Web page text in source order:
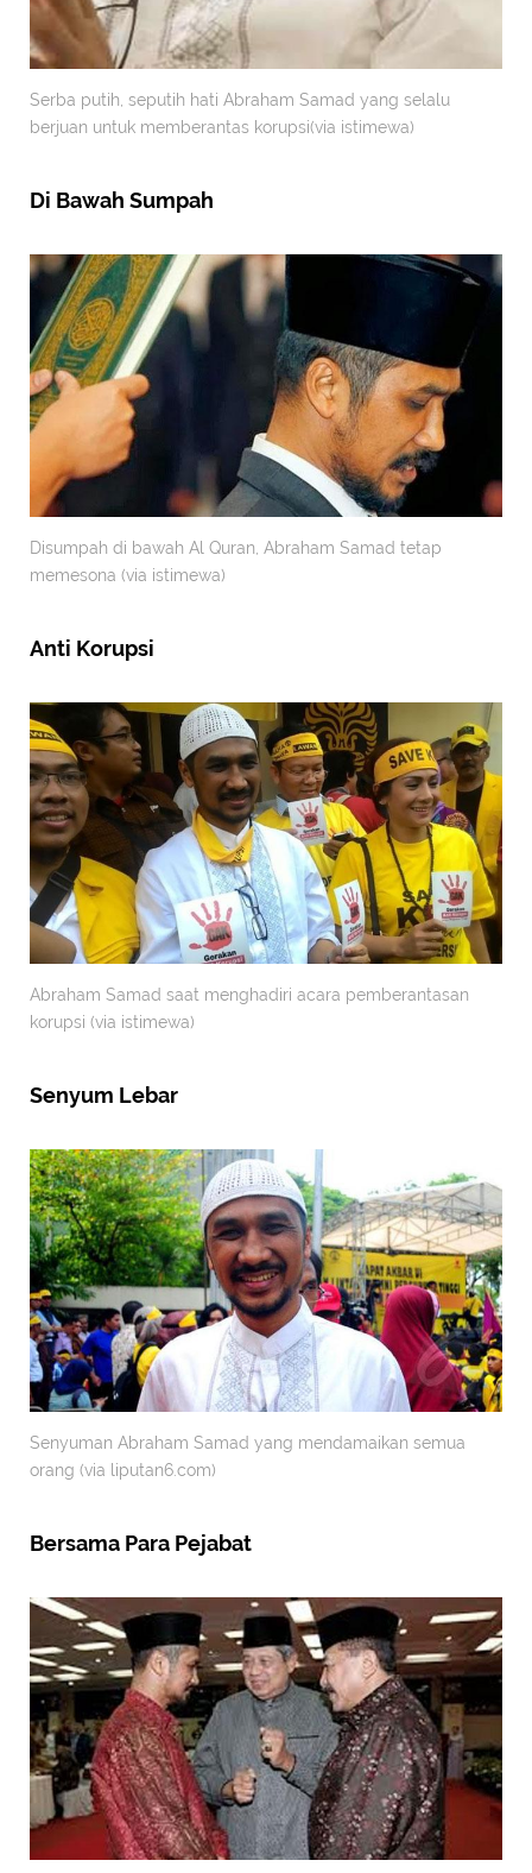
Serba putih, seputih hati Abraham Samad yang selalu
berjuan untuk memberantas korupsi(via istimewa)
Di Bawah Sumpah
Disumpah di bawah Al Quran, Abraham Samad tetap
memesona (via istimewa)
Anti Korupsi
Abraham Samad saat menghadiri acara pemberantasan
korupsi (via istimewa)
Senyum Lebar
Senyuman Abraham Samad yang mendamaikan semua
orang (via liputan6.com)
Bersama Para Pejabat